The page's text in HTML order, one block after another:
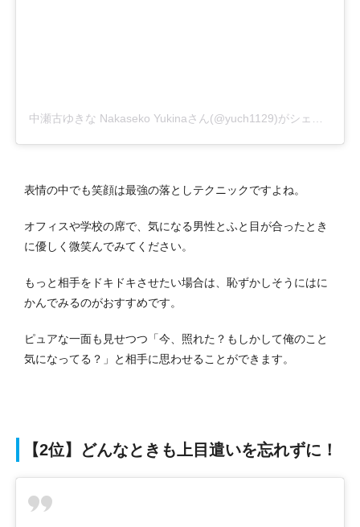
表情の中でも笑顔は最強の落としテクニックですよね。
オフィスや学校の席で、気になる男性とふと目が合ったとき
に優しく微笑んでみてください。
もっと相手をドキドキさせたい場合は、恥ずかしそうにはに
かんでみるのがおすすめです。
ピュアな一面も見せつつ「今、照れた？もしかして俺のこと
気になってる？」と相手に思わせることができます。
【2位】どんなときも上目遣いを忘れずに！